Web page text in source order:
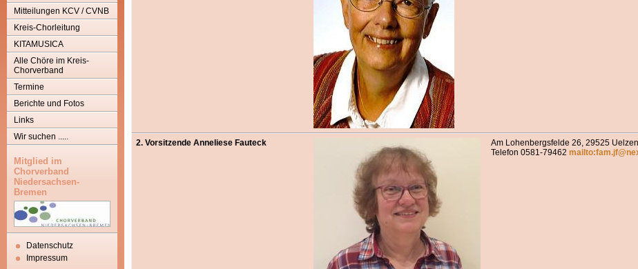
Mitteilungen KCV / CVNB
Kreis-Chorleitung
KITAMUSICA
Alle Chöre im Kreis-
Chorverband
Termine
Berichte und Fotos
Links
Wir suchen .....
Mitglied im
Chorverband
Niedersachsen-
Bremen
Datenschutz
Impressum
2. Vorsitzende Anneliese Fauteck
Am Lohenbergsfelde 26, 29525
Telefon 0581-79462